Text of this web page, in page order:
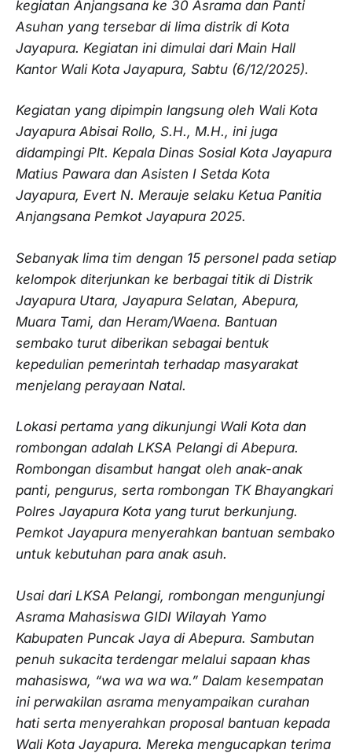
kegiatan Anjangsana ke 30 Asrama dan Panti
Asuhan yang tersebar di lima distrik di Kota
Jayapura. Kegiatan ini dimulai dari Main Hall
Kantor Wali Kota Jayapura, Sabtu (6/12/2025).
Kegiatan yang dipimpin langsung oleh Wali Kota
Jayapura Abisai Rollo, S.H., M.H., ini juga
didampingi Plt. Kepala Dinas Sosial Kota Jayapura
Matius Pawara dan Asisten I Setda Kota
Jayapura, Evert N. Merauje selaku Ketua Panitia
Anjangsana Pemkot Jayapura 2025.
Sebanyak lima tim dengan 15 personel pada setiap
kelompok diterjunkan ke berbagai titik di Distrik
Jayapura Utara, Jayapura Selatan, Abepura,
Muara Tami, dan Heram/Waena. Bantuan
sembako turut diberikan sebagai bentuk
kepedulian pemerintah terhadap masyarakat
menjelang perayaan Natal.
Lokasi pertama yang dikunjungi Wali Kota dan
rombongan adalah LKSA Pelangi di Abepura.
Rombongan disambut hangat oleh anak-anak
panti, pengurus, serta rombongan TK Bhayangkari
Polres Jayapura Kota yang turut berkunjung.
Pemkot Jayapura menyerahkan bantuan sembako
untuk kebutuhan para anak asuh.
Usai dari LKSA Pelangi, rombongan mengunjungi
Asrama Mahasiswa GIDI Wilayah Yamo
Kabupaten Puncak Jaya di Abepura. Sambutan
penuh sukacita terdengar melalui sapaan khas
mahasiswa, “wa wa wa wa.” Dalam kesempatan
ini perwakilan asrama menyampaikan curahan
hati serta menyerahkan proposal bantuan kepada
Wali Kota Jayapura. Mereka mengucapkan terima